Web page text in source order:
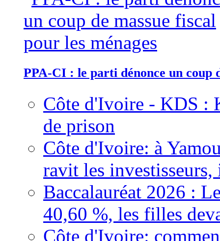
PPA-CI : le parti dénonce un coup
Côte d'Ivoire - KDS :
de prison
Côte d'Ivoire: à
ravit les
Baccalauréat 2026 :
40,60 %, les filles
Côte d'Ivoire: